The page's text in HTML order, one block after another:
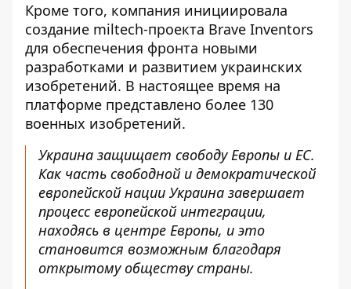
Кроме того, компания инициировала
создание miltech-проекта Brave Inventors
для обеспечения фронта новыми
разработками и развитием украинских
изобретений. В настоящее время на
платформе представлено более 130
военных изобретений.
Украина защищает свободу Европы и ЕС.
Как часть свободной и демократической
европейской нации Украина завершает
процесс европейской интеграции,
находясь в центре Европы, и это
становится возможным благодаря
открытому обществу страны.